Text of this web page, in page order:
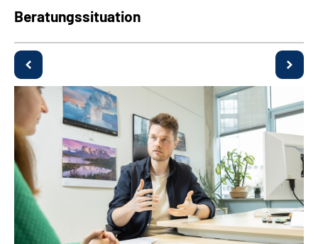
Beratungssituation